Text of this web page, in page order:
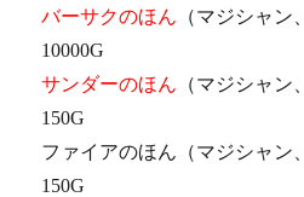
バーサクのほん （マジシャン、
10000G
サンダーのほん （マジシャン、
150G
ファイアのほん（マジシャン、
150G